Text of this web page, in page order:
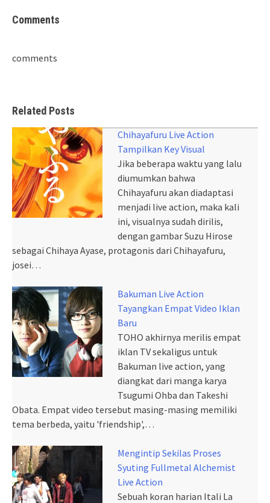
Comments
comments
Related Posts
Chihayafuru Live Action
Tampilkan Key Visual
Jika beberapa waktu yang lalu
diumumkan bahwa
Chihayafuru akan diadaptasi
menjadi live action, maka kali
ini, visualnya sudah dirilis,
dengan gambar Suzu Hirose
sebagai Chihaya Ayase, protagonis dari Chihayafuru,
josei…
Bakuman Live Action
Tayangkan Empat Video Iklan
Baru
TOHO akhirnya merilis empat
iklan TV sekaligus untuk
Bakuman live action, yang
diangkat dari manga karya
Tsugumi Ohba dan Takeshi
Obata. Empat video tersebut masing-masing memiliki
tema berbeda, yaitu 'friendship',…
Mengintip Sekilas Proses
Syuting Fullmetal Alchemist
Live Action
Sebuah koran harian Itali La